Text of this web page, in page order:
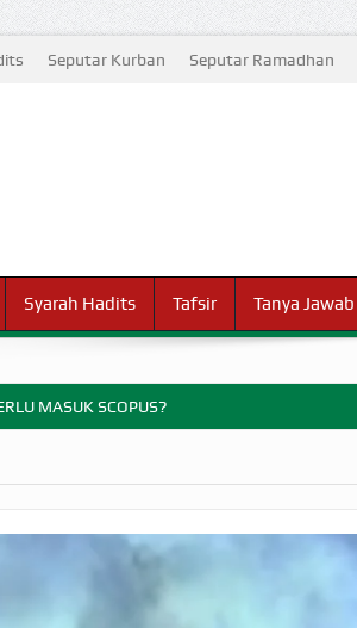
Seputar Kurban Seputar Ramadhan
Syarah Hadits Tafsir Tanya Jawab
MASUK SCOPUS?
JIKA SEBAB KEPEMILIKANNYA BERUBAH